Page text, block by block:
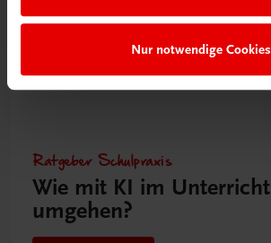
Nur notwendige Cookies
Ratgeber Schulpraxis
Wie mit KI im Unterricht
umgehen?